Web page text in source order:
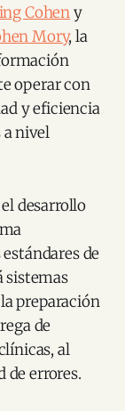
Coheny
Mory, la
operar con
y eficiencia
nivel
desarrollo
de
sistemas
preparación
de
al
errores.